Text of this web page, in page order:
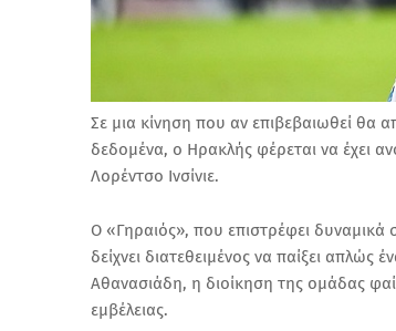
Σε μια κίνηση που αν επιβεβαιωθεί θα
δεδομένα, ο Ηρακλής φέρεται να έχει
Λορέντσο Ινσίνιε.
Ο «Γηραιός», που επιστρέφει
δείχνει διατεθειμένος να παίξει
Αθανασιάδη, η διοίκηση της ομάδας
εμβέλειας.